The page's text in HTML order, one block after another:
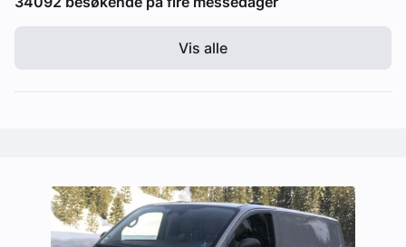
Vis alle